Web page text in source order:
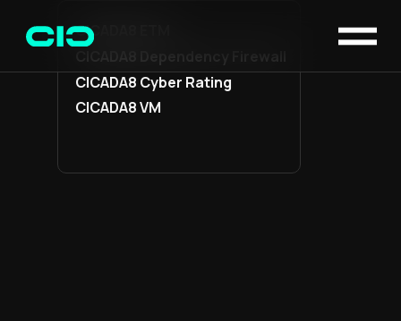
CICADA8 ETM
CICADA8 Cyber Rating
CICADA8 VM